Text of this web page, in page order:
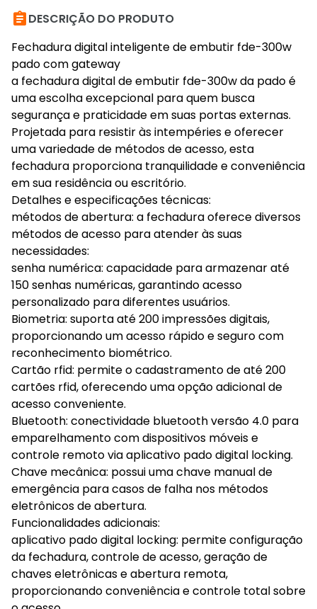
DESCRIÇÃO DO PRODUTO
Fechadura digital inteligente de embutir fde-300w
pado com gateway
a fechadura digital de embutir fde-300w da pado é
uma escolha excepcional para quem busca
segurança e praticidade em suas portas externas.
Projetada para resistir às intempéries e oferecer
uma variedade de métodos de acesso, esta
fechadura proporciona tranquilidade e conveniência
em sua residência ou escritório.
Detalhes e especificações técnicas:
métodos de abertura: a fechadura oferece diversos
métodos de acesso para atender às suas
necessidades:
senha numérica: capacidade para armazenar até
150 senhas numéricas, garantindo acesso
personalizado para diferentes usuários.
Biometria: suporta até 200 impressões digitais,
proporcionando um acesso rápido e seguro com
reconhecimento biométrico.
Cartão rfid: permite o cadastramento de até 200
cartões rfid, oferecendo uma opção adicional de
acesso conveniente.
Bluetooth: conectividade bluetooth versão 4.0 para
emparelhamento com dispositivos móveis e
controle remoto via aplicativo pado digital locking.
Chave mecânica: possui uma chave manual de
emergência para casos de falha nos métodos
eletrônicos de abertura.
Funcionalidades adicionais:
aplicativo pado digital locking: permite configuração
da fechadura, controle de acesso, geração de
chaves eletrônicas e abertura remota,
proporcionando conveniência e controle total sobre